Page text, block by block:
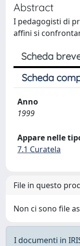
Abstract
I pedagogisti di
affini si
Scheda
Scheda
Anno
1999
Appare nelle
7.1 Curatela
File in questo
Non ci sono file
I documenti in